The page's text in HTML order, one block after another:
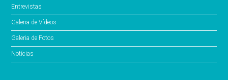
Entrevistas
Galeria de Vídeos
Galeria de Fotos
Notícias